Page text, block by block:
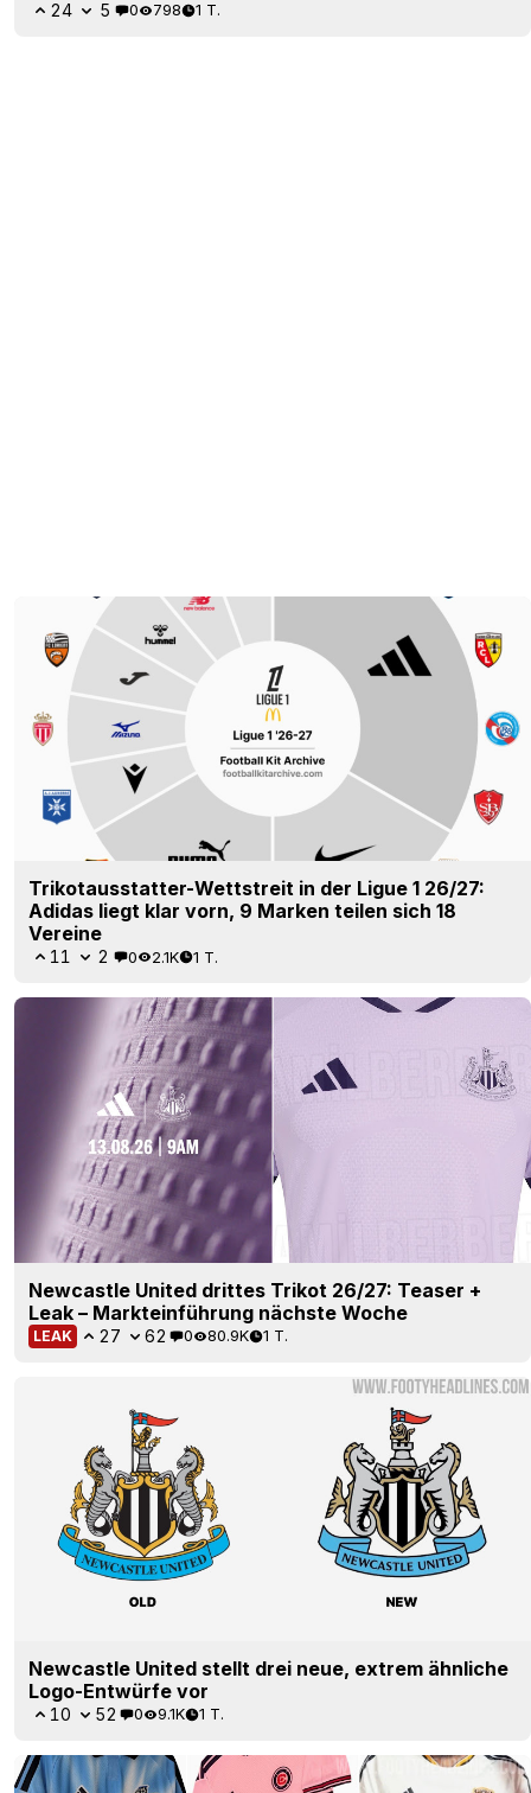
24 5 0 798 1 T.
Trikotausstatter-Wettstreit in der Ligue 1 26/27:
Adidas liegt klar vorn, 9 Marken teilen sich 18
Vereine
11 2 0 2.1K 1 T.
Newcastle United drittes Trikot 26/27: Teaser +
Leak – Markteinführung nächste Woche
LEAK 27 62 0 80.9K 1 T.
Newcastle United stellt drei neue, extrem ähnliche
Logo-Entwürfe vor
10 52 0 9.1K 1 T.